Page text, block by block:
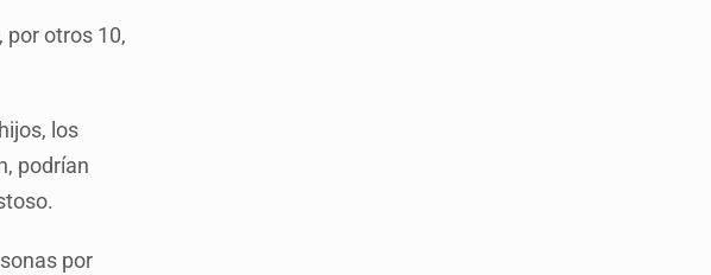
por otros 10,
los
podrían
por